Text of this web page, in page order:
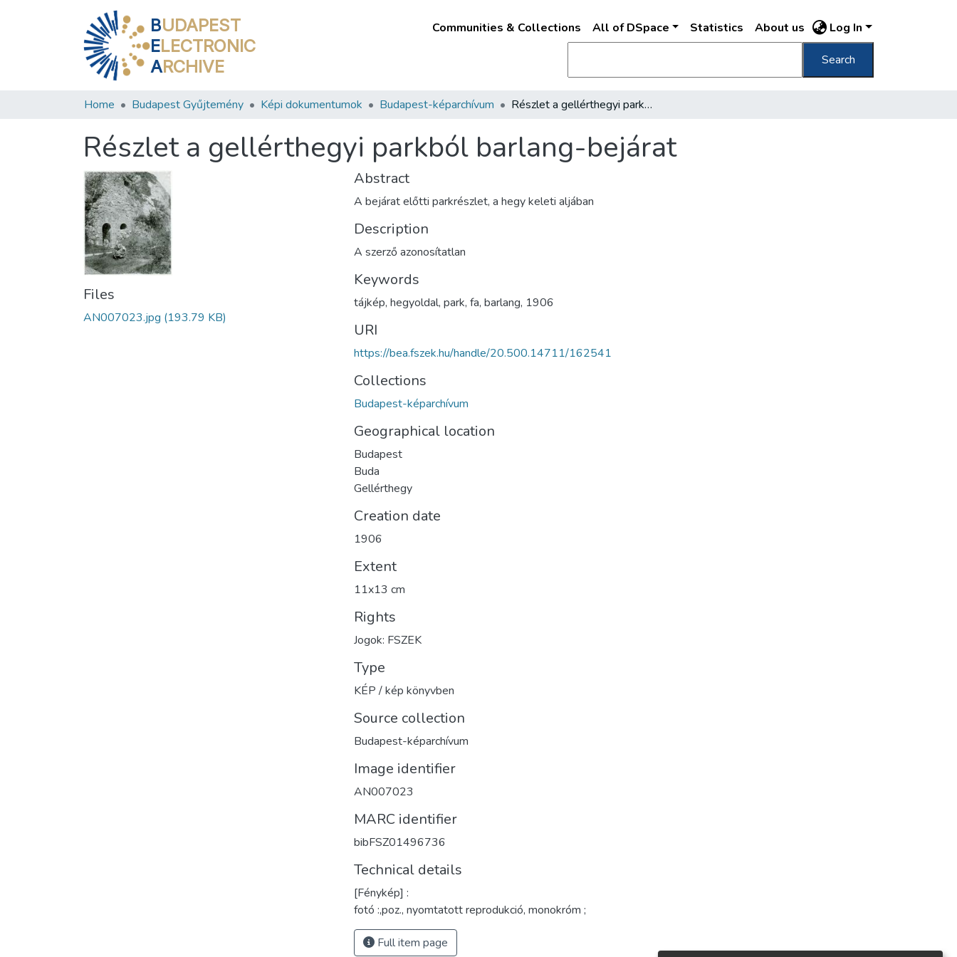
BUDAPEST
ELECTRONIC
ARCHIVE
Communities & Collections All of DSpace Statistics About us Log In
Search
Home Budapest Gyűjtemény Képi dokumentumok Budapest-képarchívum Részlet a gellérthegyi parkból barlang-bejárat
Részlet a gellérthegyi parkból barlang-bejárat
Files
AN007023.jpg (193.79 KB)
Abstract
A bejárat előtti parkrészlet, a hegy keleti aljában
Description
A szerző azonosítatlan
Keywords
tájkép, hegyoldal, park, fa, barlang, 1906
URI
https://bea.fszek.hu/handle/20.500.14711/162541
Collections
Budapest-képarchívum
Geographical location
Budapest
Buda
Gellérthegy
Creation date
1906
Extent
11x13 cm
Rights
Jogok: FSZEK
Type
KÉP / kép könyvben
Source collection
Budapest-képarchívum
Image identifier
AN007023
MARC identifier
bibFSZ01496736
Technical details
[Fénykép] :
fotó :,poz., nyomtatott reprodukció, monokróm ;
Full item page